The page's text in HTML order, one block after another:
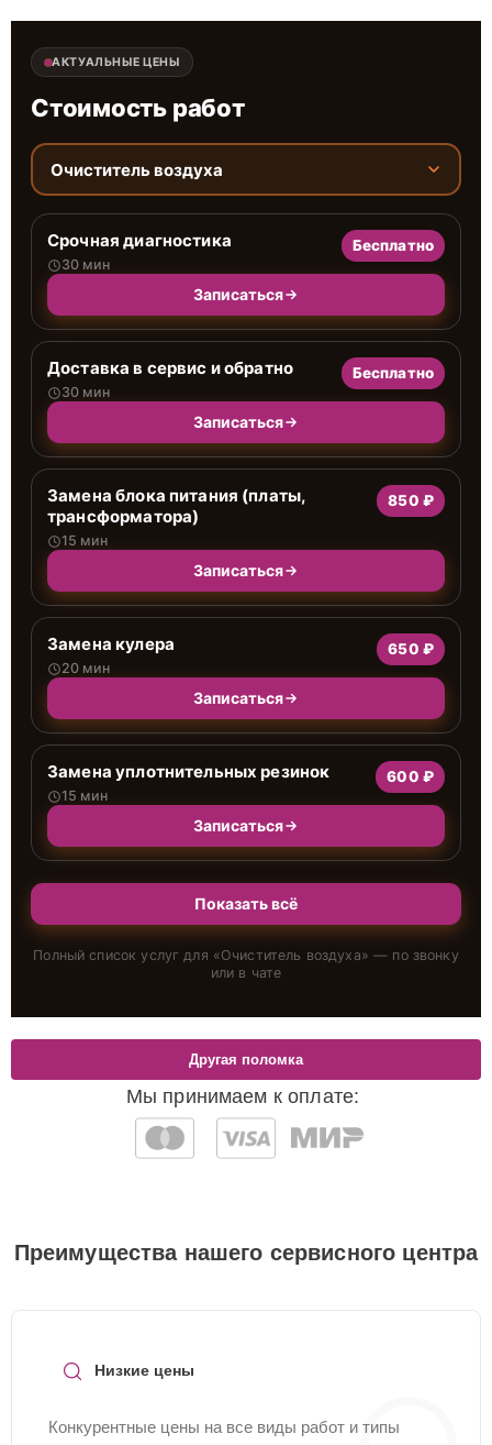
АКТУАЛЬНЫЕ ЦЕНЫ
Стоимость работ
Очиститель воздуха
Срочная диагностика
30 мин
Бесплатно
Записаться
Доставка в сервис и обратно
30 мин
Бесплатно
Записаться
Замена блока питания (платы,
трансформатора)
15 мин
850 ₽
Записаться
Замена кулера
20 мин
650 ₽
Записаться
Замена уплотнительных резинок
15 мин
600 ₽
Записаться
Показать всё
Полный список услуг для «Очиститель воздуха» — по звонку
или в чате
Мы принимаем к оплате:
Другая поломка
Преимущества нашего сервисного центра
Низкие цены
Конкурентные цены на все виды работ и типы